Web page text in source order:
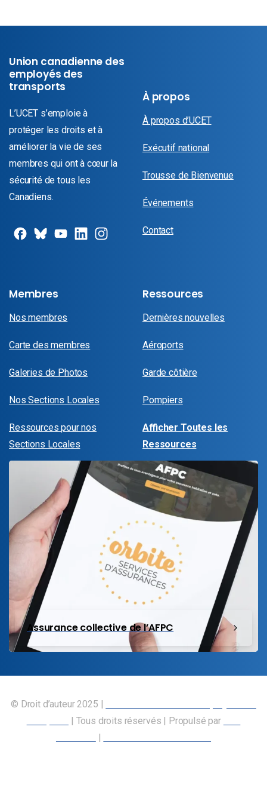
Union canadienne des
employés des
transports
L’UCET s’emploie à
protéger les droits et à
améliorer la vie de ses
membres qui ont à cœur la
sécurité de tous les
Canadiens.
À propos
À propos d’UCET
Exécutif national
Trousse de Bienvenue
Événements
Contact
Membres
Nos membres
Carte des membres
Galeries de Photos
Nos Sections Locales
Ressources pour nos
Sections Locales
Ressources
Dernières nouvelles
Aéroports
Garde côtière
Pompiers
Afficher Toutes les
Ressources
Assurance collective de l’AFPC
© Droit d’auteur 2025 |
| Tous droits réservés | Propulsé par